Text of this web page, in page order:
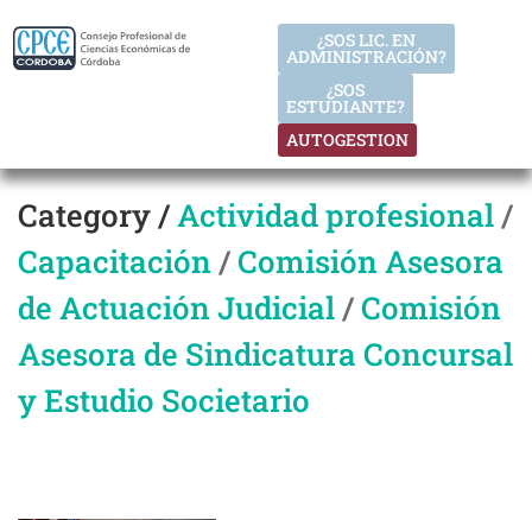
AUTOGESTION
¿SOS
ESTUDIANTE?
¿SOS LIC. EN
ADMINISTRACIÓN?
Category /Actividad profesional/
Capacitación/Comisión Asesora
de Actuación Judicial/Comisión
Asesora de Sindicatura Concursal
y Estudio Societario